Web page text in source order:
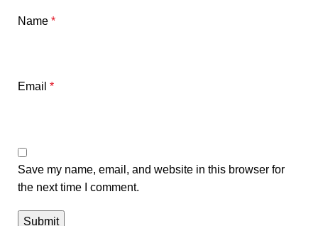
Name *
Email *
Save my name, email, and website in this browser for
the next time I comment.